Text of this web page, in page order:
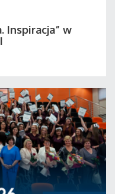
Inspiracja” w